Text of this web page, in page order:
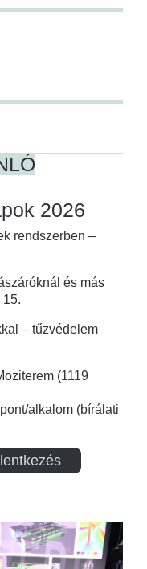
2026
rendszerben –
és más
15.
– tűzvédelem
(1119
alkalom (bírálati